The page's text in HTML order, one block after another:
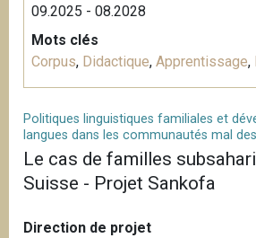
09.2025 - 08.2028
Mots clés
Corpus, Didactique, Apprentissage,
Politiques linguistiques familiales et
langues dans les communautés mal
Le cas de familles
Suisse - Projet Sankofa
Direction de projet